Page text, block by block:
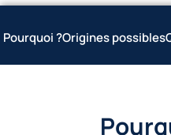
Pourquoi ?Origines possibles